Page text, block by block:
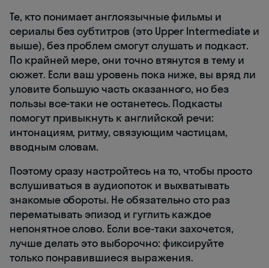
Те, кто понимает англоязычные фильмы и
сериалы без субтитров (это Upper Intermediate и
выше), без проблем смогут слушать и подкаст.
По крайней мере, они точно втянутся в тему и
сюжет. Если ваш уровень пока ниже, вы вряд ли
уловите большую часть сказанного, но без
пользы все-таки не останетесь. Подкасты
помогут привыкнуть к английской речи:
интонациям, ритму, связующим частицам,
вводным словам.
Поэтому сразу настройтесь на то, чтобы просто
вслушиваться в аудиопоток и выхватывать
знакомые обороты. Не обязательно сто раз
перематывать эпизод и гуглить каждое
непонятное слово. Если все-таки захочется,
лучше делать это выборочно: фиксируйте
только понравившиеся выражения.